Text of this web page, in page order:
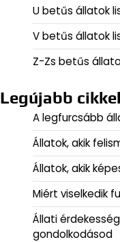
U betűs állatok
V betűs állatok
Z-Zs betűs
Legújabb
A legfurcsább
Állatok, akik
Állatok, akik
Miért viselkedik
Állati
gondolkodásod